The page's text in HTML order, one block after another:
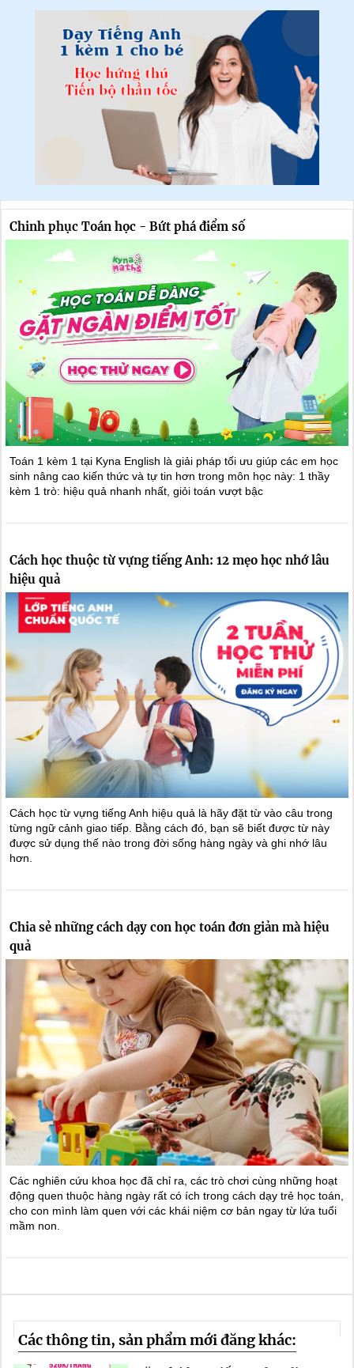
Chinh phục Toán học - Bứt phá điểm số
Toán 1 kèm 1 tại Kyna English là giải pháp tối ưu giúp các em học
sinh nâng cao kiến thức và tự tin hơn trong môn học này: 1 thầy
kèm 1 trò: hiệu quả nhanh nhất, giỏi toán vượt bậc
Cách học thuộc từ vựng tiếng Anh: 12 mẹo học nhớ lâu
hiệu quả
Cách học từ vựng tiếng Anh hiệu quả là hãy đặt từ vào câu trong
từng ngữ cảnh giao tiếp. Bằng cách đó, bạn sẽ biết được từ này
được sử dụng thế nào trong đời sống hàng ngày và ghi nhớ lâu
hơn.
Chia sẻ những cách dạy con học toán đơn giản mà hiệu
quả
Các nghiên cứu khoa học đã chỉ ra, các trò chơi cùng những hoạt
động quen thuộc hàng ngày rất có ích trong cách dạy trẻ học toán,
cho con mình làm quen với các khái niệm cơ bản ngay từ lứa tuổi
mầm non.
Các thông tin, sản phẩm mới đăng khác: